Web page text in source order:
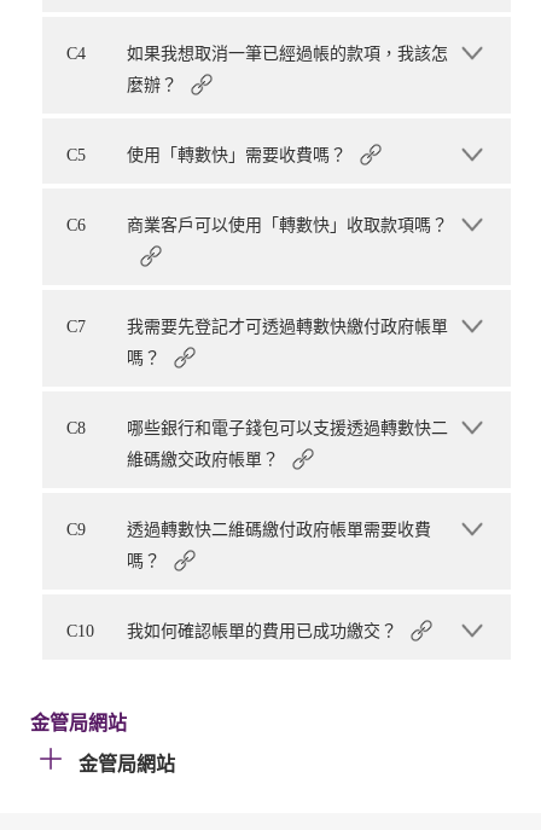
C4
如果我想取消一筆已經過帳的款項，我該怎
麼辦？
C5 使用「轉數快」需要收費嗎？
C6 商業客戶可以使用「轉數快」收取款項嗎？
C7
我需要先登記才可透過轉數快繳付政府帳單
嗎？
C8
哪些銀行和電子錢包可以支援透過轉數快二
維碼繳交政府帳單？
C9
透過轉數快二維碼繳付政府帳單需要收費
嗎？
C10 我如何確認帳單的費用已成功繳交？
金管局網站
金管局網站